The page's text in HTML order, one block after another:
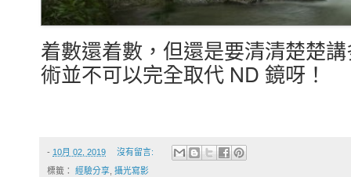
着數還着數，但還是要清清楚楚
術並不可以完全取代 ND 鏡呀！
- 10月 02, 2019 沒有留言:
標籤： 經驗分享 攝光寫影